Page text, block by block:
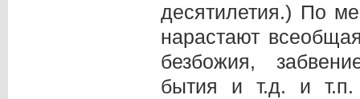
десятилетия.) По
нарастают
безбожия,
бытия и т.д. и т.п.